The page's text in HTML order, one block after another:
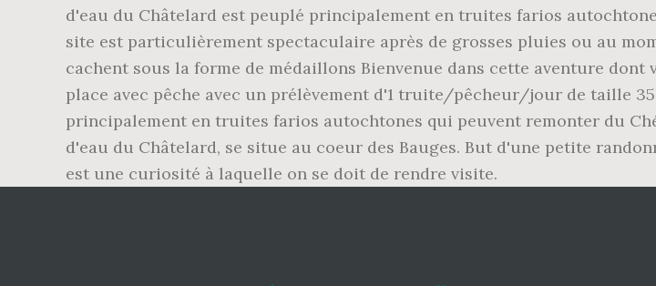
d'eau du Châtelard est peuplé principalement en truites farios
site est particulièrement spectaculaire après de grosses pluies ou au
cachent sous la forme de médaillons Bienvenue dans cette aventure
place avec pêche avec un prélèvement d'1 truite/pêcheur/jour de taille
principalement en truites farios autochtones qui peuvent remonter du
d'eau du Châtelard, se situe au coeur des Bauges. But d'une petite
est une curiosité à laquelle on se doit de rendre visite.